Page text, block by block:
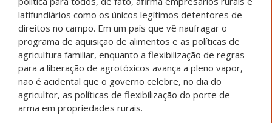
latifundiários como os únicos legítimos detentores de
direitos no campo. Em um país que vê naufragar o
programa de aquisição de alimentos e as políticas de
agricultura familiar, enquanto a flexibilização de regras
para a liberação de agrotóxicos avança a pleno vapor,
não é acidental que o governo celebre, no dia do
agricultor, as políticas de flexibilização do porte de
arma em propriedades rurais.